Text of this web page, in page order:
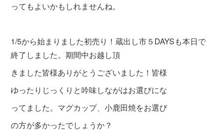
ってもよいかもしれませんね。
1/5から始まりました初売り！蔵出し市５DAYSも本日で
終了しました。期間中お越し頂
きました皆様ありがとうございました！皆様
ゆったりじっくりと吟味しながはお選びにな
ってました。マグカップ、小鹿田焼をお選び
の方が多かったでしょうか？